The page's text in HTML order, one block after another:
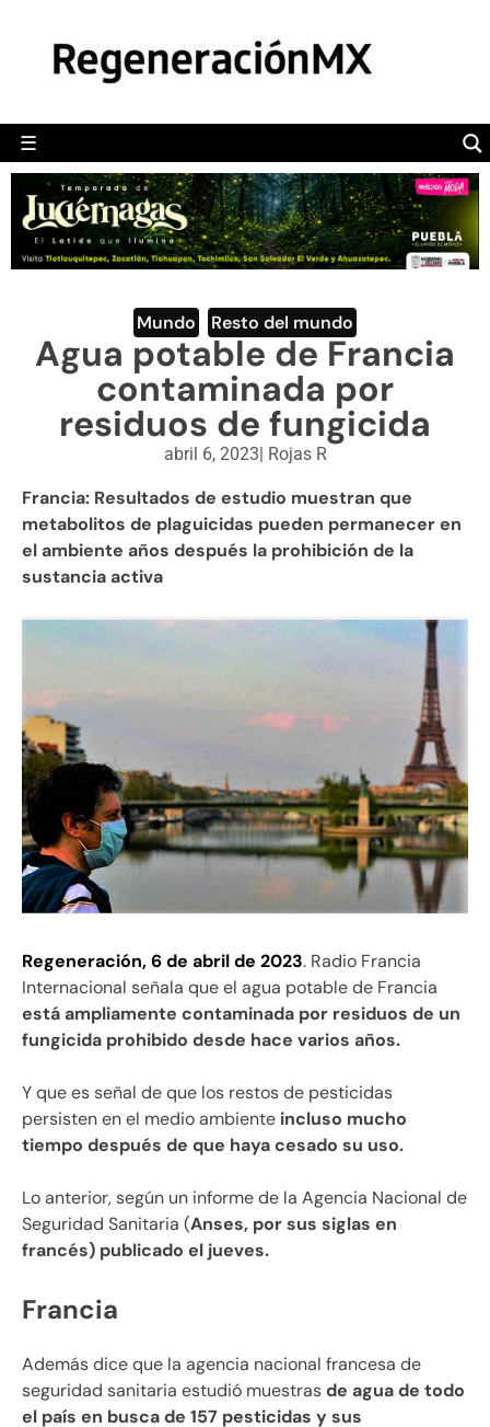
☰
POLÍTICA
CAMALEÓN
OPINIÓN
DEPORTES
ENGLISH SECTION
VIDEOS
Mundo Resto del mundo
Agua potable de Francia
contaminada por
residuos de fungicida
abril 6, 2023| Rojas R
Francia: Resultados de estudio muestran que
metabolitos de plaguicidas pueden permanecer en
el ambiente años después la prohibición de la
sustancia activa
Regeneración, 6 de abril de 2023. Radio Francia
Internacional señala que el agua potable de Francia
está ampliamente contaminada por residuos de un
fungicida prohibido desde hace varios años.
Y que es señal de que los restos de pesticidas
persisten en el medio ambiente incluso mucho
tiempo después de que haya cesado su uso.
Lo anterior, según un informe de la Agencia Nacional de
Seguridad Sanitaria (Anses, por sus siglas en
francés) publicado el jueves.
Francia
Además dice que la agencia nacional francesa de
seguridad sanitaria estudió muestrasde agua de todo
el país en busca de 157 pesticidas y sus